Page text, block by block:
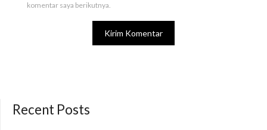
komentar saya berikutnya.
Recent Posts